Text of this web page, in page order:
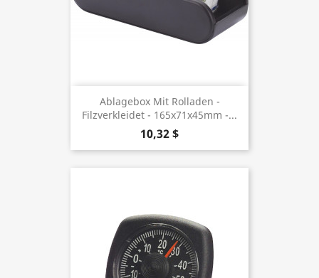
Ablagebox Mit Rolladen -
Filzverkleidet - 165x71x45mm -...
10,32 $